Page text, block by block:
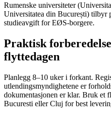
Rumenske universiteter
Universitatea din București) tilbyr
studieavgift for EØS-borgere.
Praktisk
flyttedagen
Planlegg 8–10 uker i forkant.
utlendingsmyndighetene er
dokumentasjonen er klar. Bruk et
Bucuresti eller Cluj for best